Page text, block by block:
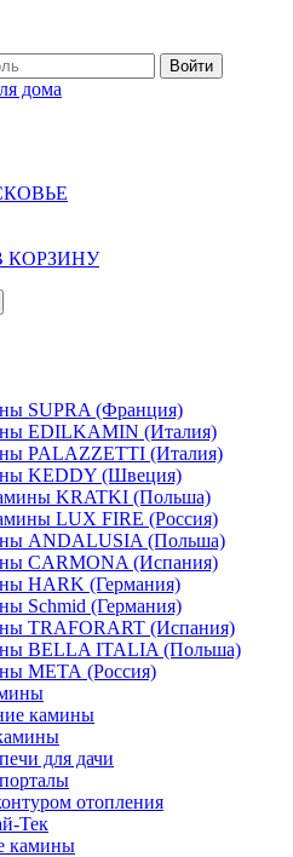
КОРЗИНУ
SUPRA (Франция)
EDILKAMIN (Италия)
PALAZZETTI (Италия)
KEDDY (Швеция)
KRATKI (Польша)
LUX FIRE (Россия)
ANDALUSIA (Польша)
CARMONA (Испания)
HARK (Германия)
Schmid (Германия)
TRAFORART (Испания)
BELLA ITALIA (Польша)
МЕТА (Россия)
камины
для дачи
отопления
Тек
камины